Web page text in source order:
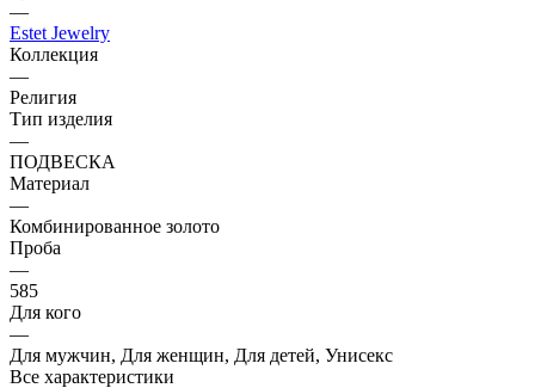
—
Estet Jewelry
Коллекция
—
Религия
Тип изделия
—
ПОДВЕСКА
Материал
—
Комбинированное золото
Проба
—
585
Для кого
—
Для мужчин, Для женщин, Для детей, Унисекс
Все характеристики